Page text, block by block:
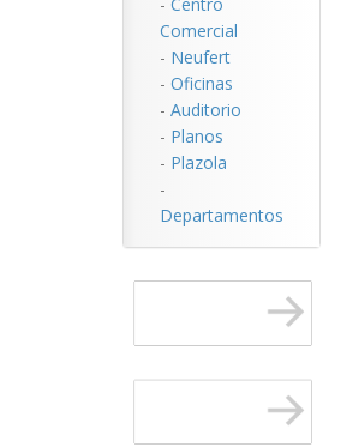
Comercial
- Neufert
- Oficinas
- Auditorio
- Planos
- Plazola
-
Departamentos